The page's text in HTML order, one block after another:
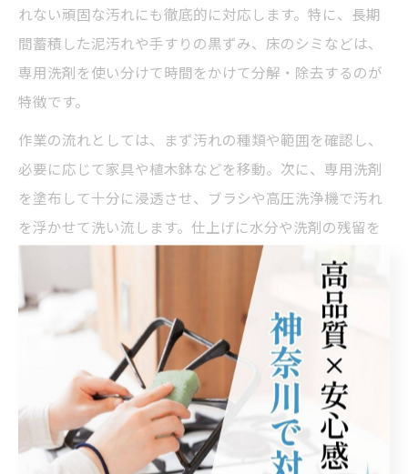
れない頑固な汚れにも徹底的に対応します。特に、長期
間蓄積した泥汚れや手すりの黒ずみ、床のシミなどは、
専用洗剤を使い分けて時間をかけて分解・除去するのが
特徴です。
作業の流れとしては、まず汚れの種類や範囲を確認し、
必要に応じて家具や植木鉢などを移動。次に、専用洗剤
を塗布して十分に浸透させ、ブラシや高圧洗浄機で汚れ
を浮かせて洗い流します。仕上げに水分や洗剤の残留を
拭き取り、排水溝の詰まりもチェックします。
実際の体験談として、「自分で掃除しても落ちなかった
黒ずみが、プロのクリーニングで見違えるほどきれいに
なった」という声も多く見られます。特に賃貸物件の場
合、退去時のトラブル防止や原状回復の観点からもプロ
による徹底清掃がおすすめです。
プロの洗剤選びが決め手となる理由